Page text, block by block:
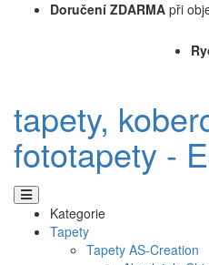
Doručení ZDARMA při
tapety,
fototapety -
Kategorie
Tapety
Tapety AS-Creation